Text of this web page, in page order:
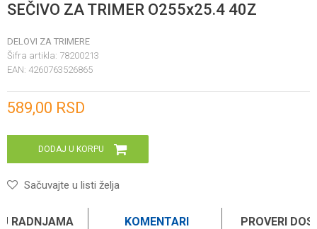
SEČIVO ZA TRIMER O255x25.4 40Z
DELOVI ZA TRIMERE
Šifra artikla: 78200213
EAN: 4260763526865
589,00 RSD
DODAJ U KORPU
Sačuvajte u listi želja
RADNJAMA KOMENTARI PROVERI